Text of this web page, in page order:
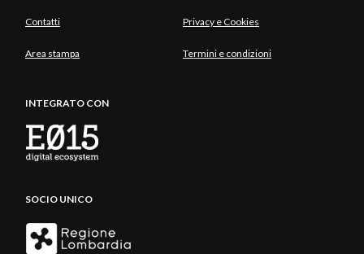
Contatti Privacy e Cookies
Area stampa Termini e condizioni
INTEGRATO CON
SOCIO UNICO